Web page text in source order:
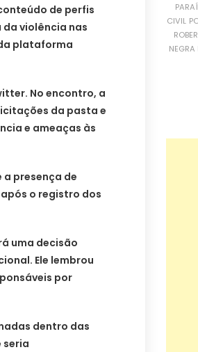
de perfis
violência nas
plataforma
No encontro, a
da pasta e
e ameaças às
presença de
o registro dos
uma decisão
Ele lembrou
por
dentro das
seria
CIVIL
NEGRA